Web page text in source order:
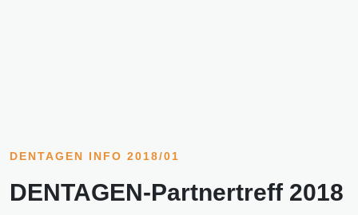
DENTAGEN INFO 2018/01
DENTAGEN-Partnertreff 2018